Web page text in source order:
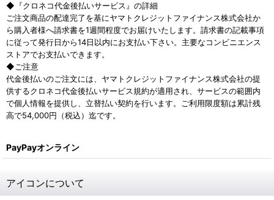
◆『クロネコ代金後払いサービス』の詳細
ご注文商品の配達完了を基にヤマトクレジットファイナンス株式会社か
ら購入者様へ請求書を1週間程度でお届けいたします。請求書の記載事項
に従って発行日から14日以内にお支払い下さい。主要なコンビニエンス
ストアでお支払いできます。
◆ご注意
代金後払いのご注文には、ヤマトクレジットファイナンス株式会社の提
供するクロネコ代金後払いサービス規約が適用され、サービスの範囲内
で個人情報を提供し、立替払い契約を行います。ご利用限度額は累計残
高で54,000円（税込）迄です。
PayPayオンライン
アイコンについて